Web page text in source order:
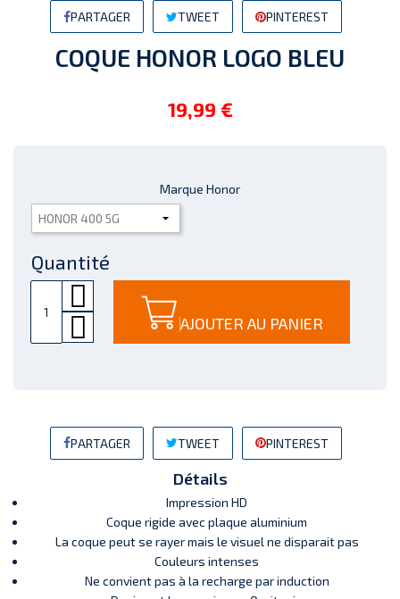
PARTAGER TWEET PINTEREST
COQUE HONOR LOGO BLEU
19,99 €
Marque Honor
Quantité
AJOUTER AU PANIER
PARTAGER TWEET PINTEREST
Détails
Impression HD
Coque rigide avec plaque aluminium
La coque peut se rayer mais le visuel ne disparait pas
Couleurs intenses
Ne convient pas à la recharge par induction